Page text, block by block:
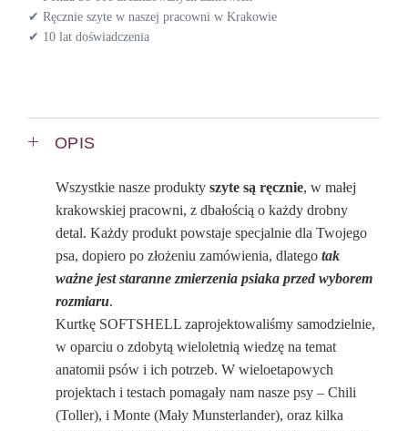
✔ Ręcznie szyte w naszej pracowni w Krakowie
✔ 10 lat doświadczenia
OPIS
Wszystkie nasze produktyszyte są ręcznie, w małej
krakowskiej pracowni, z dbałością o każdy drobny
detal. Każdy produkt powstaje specjalnie dla Twojego
psa, dopiero po złożeniu zamówienia, dlategotak
ważne jest staranne zmierzenia psiaka przed wyborem
rozmiaru.
Kurtkę SOFTSHELL zaprojektowaliśmy samodzielnie,
w oparciu o zdobytą wieloletnią wiedzę na temat
anatomii psów i ich potrzeb. W wieloetapowych
projektach i testach pomagały nam nasze psy – Chili
(Toller), i Monte (Mały Munsterlander), oraz kilka